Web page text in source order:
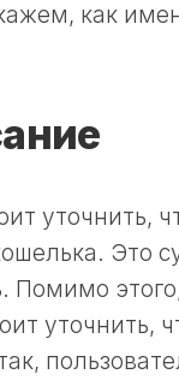
как
уточнить,
Это
Помимо
уточнить,